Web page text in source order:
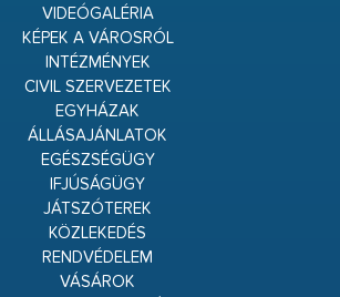
VIDEÓGALÉRIA
KÉPEK A VÁROSRÓL
INTÉZMÉNYEK
CIVIL SZERVEZETEK
EGYHÁZAK
ÁLLÁSAJÁNLATOK
EGÉSZSÉGÜGY
IFJÚSÁGÜGY
JÁTSZÓTEREK
KÖZLEKEDÉS
RENDVÉDELEM
VÁSÁROK